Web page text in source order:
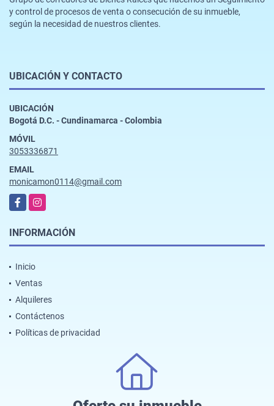
y control de procesos de venta o consecución de su inmueble,
según la necesidad de nuestros clientes.
UBICACIÓN Y CONTACTO
UBICACIÓN
Bogotá D.C. - Cundinamarca - Colombia
MÓVIL
3053336871
EMAIL
monicamon0114@gmail.com
FacebookInstagram
INFORMACIÓN
Inicio
Ventas
Alquileres
Contáctenos
Políticas de privacidad